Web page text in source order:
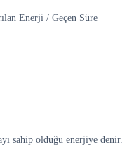
Enerji / Geçen Süre
sahip olduğu enerjiye denir.